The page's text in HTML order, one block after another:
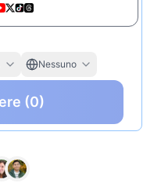
Nessuno
(0)